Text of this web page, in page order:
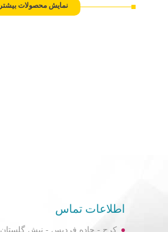
نمایش محصولات بیشتر
اطلاعات تماس